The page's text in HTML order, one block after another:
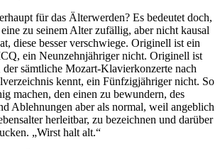
für das Älterwerden? Es bedeutet doch,
zu seinem Alter zufällig, aber nicht kausal
diese besser verschwiege. Originell ist ein
ein Neunzehnjähriger nicht. Originell ist
sämtliche Mozart-Klavierkonzerte nach
kennt, ein Fünfzigjähriger nicht. So
machen, den einen zu bewundern, des
Ablehnungen aber als normal, weil angeblich
herleitbar, zu bezeichnen und darüber
„Wirst halt alt.“